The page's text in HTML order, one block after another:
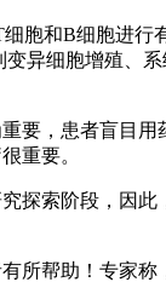
胞和B细胞进
异细胞增殖、
，患者盲目
重要。
探索阶段，因
所帮助！专家